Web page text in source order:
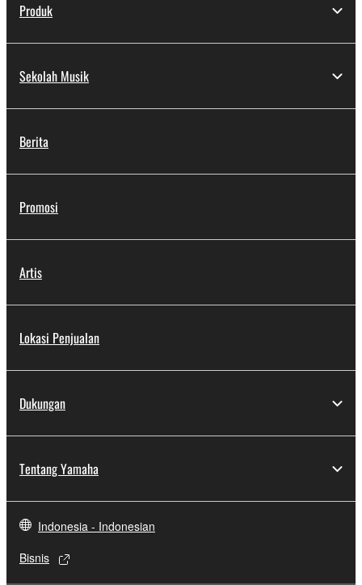
Produk
Sekolah Musik
Berita
Promosi
Artis
Lokasi Penjualan
Dukungan
Tentang Yamaha
Indonesia - Indonesian
Bisnis